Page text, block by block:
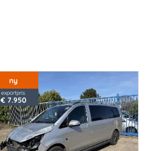
ny
exportpris
€ 7.950